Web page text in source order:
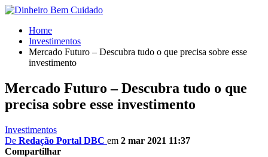
Home
Investimentos
Mercado Futuro – Descubra tudo o que precisa sobre esse
investimento
Mercado Futuro – Descubra tudo o que
precisa sobre esse investimento
Investimentos
De Redação Portal DBC em 2 mar 2021 11:37
Compartilhar